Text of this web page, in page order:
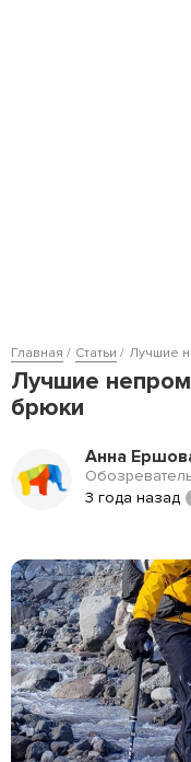
Главная Статьи Лучшие
Лучшие
брюки
Анна
3 года назад